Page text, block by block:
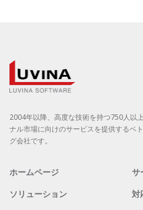
2004年以降、高度な技術を持つ750人以
ナル市場に向けのサービスを提供するベ
グ会社です。
ホームページ
サ
ソリューション
対